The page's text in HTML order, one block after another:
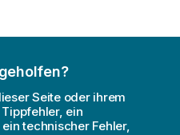
Seite oder ihrem
ein
technischer Fehler,